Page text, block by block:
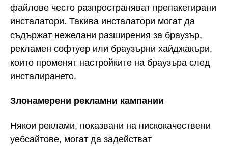
файлове често разпространяват препакетирани
инсталатори. Такива инсталатори могат да
съдържат нежелани разширения за браузър,
рекламен софтуер или браузърни хайджакъри,
които променят настройките на браузъра след
инсталирането.
Злонамерени рекламни кампании
Някои реклами, показвани на нискокачествени
уебсайтове, могат да задействат